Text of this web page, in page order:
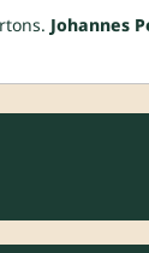
Johannes